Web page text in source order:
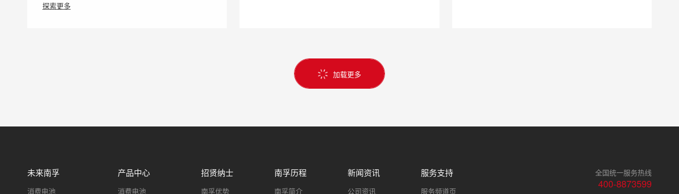
探索更多
加载更多
未来南孚
​消费电池
产品中心
消费电池
招贤纳士
南孚优势
南孚历程
南孚简介
新闻资讯
公司资讯
服务支持
服务频道页
全国统一服务热线
400-8873599